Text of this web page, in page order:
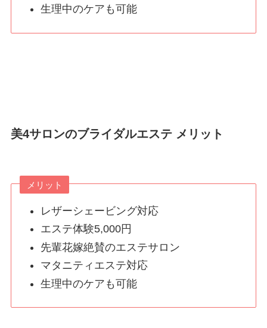
生理中のケアも可能
美4サロンのブライダルエステ メリット
メリット
レザーシェービング対応
エステ体験5,000円
先輩花嫁絶賛のエステサロン
マタニティエステ対応
生理中のケアも可能